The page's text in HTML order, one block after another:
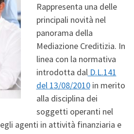
Rappresenta una delle
principali novità nel
panorama della
Mediazione Creditizia. In
linea con la normativa
introdotta dal D.L.141
del 13/08/2010in merito
alla disciplina dei
soggetti operanti nel
agenti in attività finanziaria e